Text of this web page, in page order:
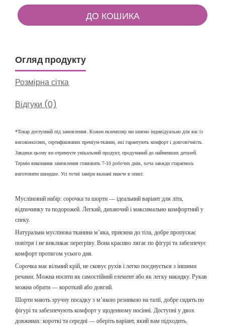
ДО КОШИКА
Огляд продукту
Розмірна сітка
Відгуки (0)
*Товар доступний під замовлення. Кожен екземпляр ми шиємо індивідуально для вас із
високоякісних, сертифікованих преміум-тканин, які гарантують комфорт і довговічність.
Завдяки цьому ви отримуєте унікальний продукт, продуманий до найменших деталей.
Термін виконання замовлення становить 7-10 робочих днів, хоча завжди стараємось
виготовити швидше. Усі точні заміри вказані нижче в описі.
Мусліновий набір: сорочка та шорти — ідеальний варіант для літа,
відпочинку та подорожей. Легкий, дихаючий і максимально комфортний у
спеку.
Натуральна муслінова тканина м’яка, приємна до тіла, добре пропускає
повітря і не викликає перегріву. Вона красиво лягає по фігурі та забезпечує
комфорт протягом усього дня.
Сорочка має вільний крій, не сковує рухів і легко поєднується з іншими
речами. Можна носити як самостійний елемент або як легку накидку. Рукав
можна обрати — короткий або довгий.
Шорти мають зручну посадку з м’якою резинкою на талії, добре сидять по
фігурі та забезпечують комфорт у щоденному носінні. Доступні у двох
довжинах: короткі та середні — оберіть варіант, який вам підходить.